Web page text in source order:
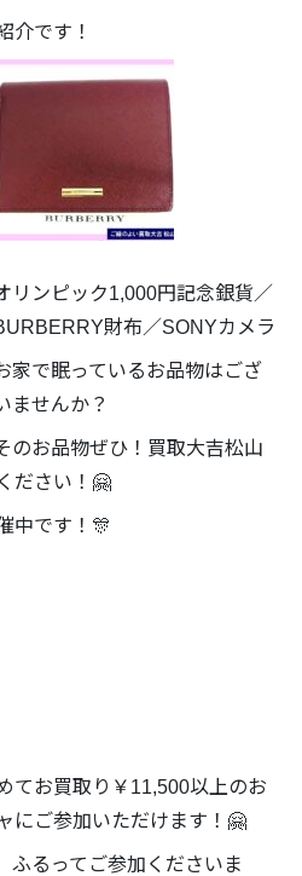
介です！
リンピック1,000円記念銀貨／
財布／SONYカメラ
家で眠っているお品物はござ
ませんか？
のお品物ぜひ！買取大吉松山
ださい！🤗
中です！🎊
てお買取り￥11,500以上のお
にご参加いただけます！🤗
ふるってご参加くださいま